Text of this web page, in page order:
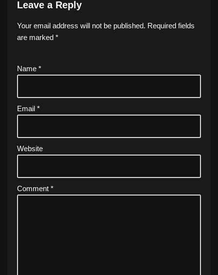
Leave a Reply
Your email address will not be published. Required fields
are marked *
Name *
Email *
Website
Comment *